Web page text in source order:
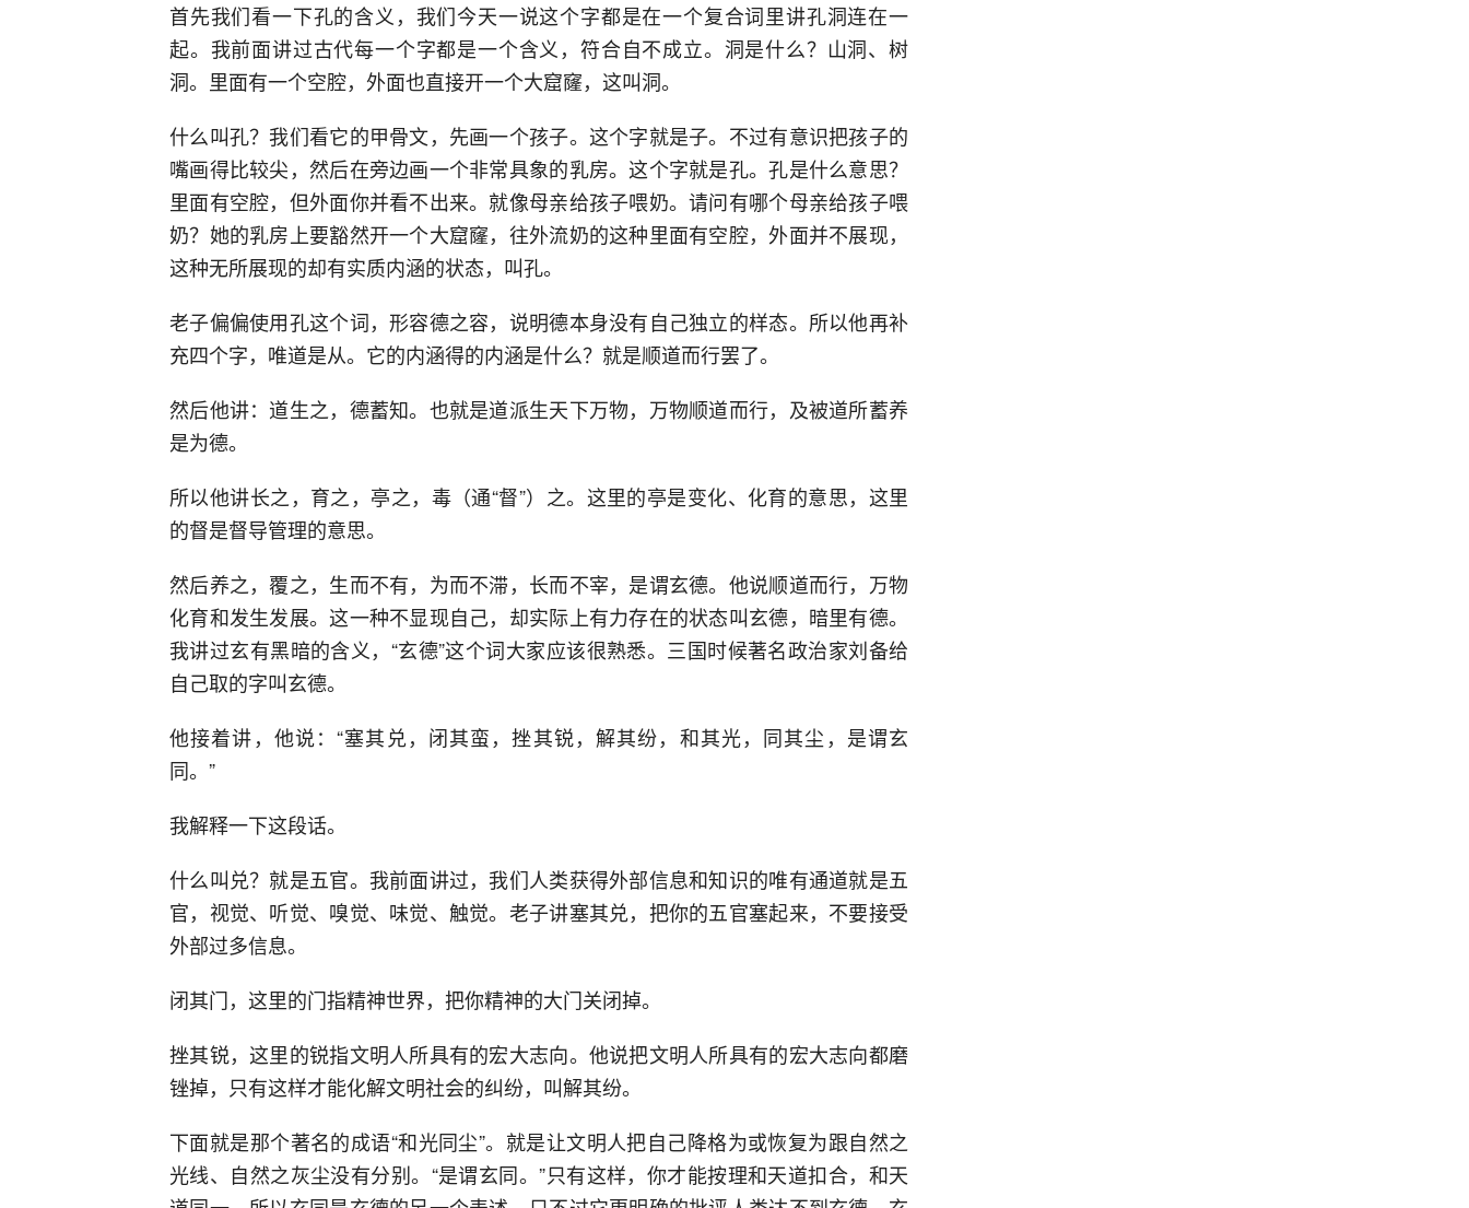
首先我们看一下孔的含义，我们今天一说这个字都是在一个复合词里讲孔洞连在一
起。我前面讲过古代每一个字都是一个含义，符合自不成立。洞是什么？山洞、树
洞。里面有一个空腔，外面也直接开一个大窟窿，这叫洞。
什么叫孔？我们看它的甲骨文，先画一个孩子。这个字就是子。不过有意识把孩子的
嘴画得比较尖，然后在旁边画一个非常具象的乳房。这个字就是孔。孔是什么意思？
里面有空腔，但外面你并看不出来。就像母亲给孩子喂奶。请问有哪个母亲给孩子喂
奶？她的乳房上要豁然开一个大窟窿，往外流奶的这种里面有空腔，外面并不展现，
这种无所展现的却有实质内涵的状态，叫孔。
老子偏偏使用孔这个词，形容德之容，说明德本身没有自己独立的样态。所以他再补
充四个字，唯道是从。它的内涵得的内涵是什么？就是顺道而行罢了。
然后他讲：道生之，德蓄知。也就是道派生天下万物，万物顺道而行，及被道所蓄养
是为德。
所以他讲长之，育之，亭之，毒（通“督”）之。这里的亭是变化、化育的意思，这里
的督是督导管理的意思。
然后养之，覆之，生而不有，为而不滞，长而不宰，是谓玄德。他说顺道而行，万物
化育和发生发展。这一种不显现自己，却实际上有力存在的状态叫玄德，暗里有德。
我讲过玄有黑暗的含义，“玄德”这个词大家应该很熟悉。三国时候著名政治家刘备给
自己取的字叫玄德。
他接着讲，他说：“塞其兑，闭其蛮，挫其锐，解其纷，和其光，同其尘，是谓玄
同。”
我解释一下这段话。
什么叫兑？就是五官。我前面讲过，我们人类获得外部信息和知识的唯有通道就是五
官，视觉、听觉、嗅觉、味觉、触觉。老子讲塞其兑，把你的五官塞起来，不要接受
外部过多信息。
闭其门，这里的门指精神世界，把你精神的大门关闭掉。
挫其锐，这里的锐指文明人所具有的宏大志向。他说把文明人所具有的宏大志向都磨
锉掉，只有这样才能化解文明社会的纠纷，叫解其纷。
下面就是那个著名的成语“和光同尘”。就是让文明人把自己降格为或恢复为跟自然之
光线、自然之灰尘没有分别。“是谓玄同。”只有这样，你才能按理和天道扣合，和天